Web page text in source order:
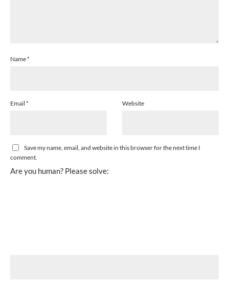
Name*
Email * Website
Save my name, email, and website in this browser for the next time I
comment.
Are you human? Please solve: